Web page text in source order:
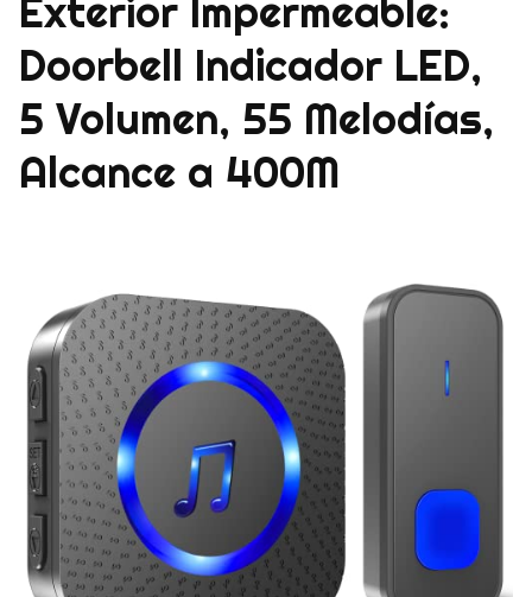
Exterior Impermeable:
Doorbell Indicador LED,
5 Volumen, 55 Melodías,
Alcance a 400M